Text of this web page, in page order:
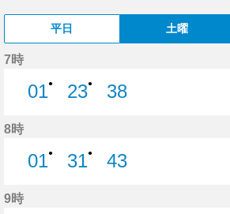
平日 土曜
7時
01●
23●
38
8時
01●
31●
43
9時